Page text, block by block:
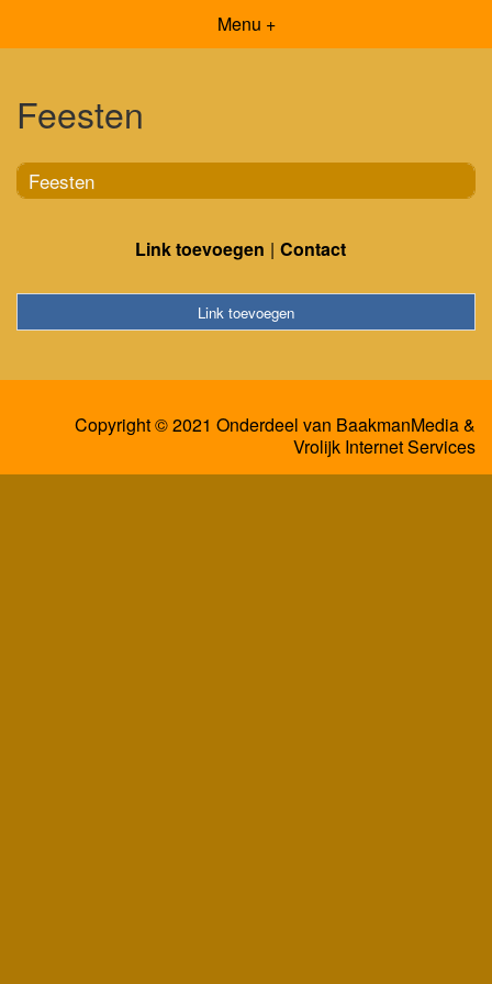
Menu +
Feesten
Feesten
Link toevoegen Contact
Link toevoegen
Copyright © 2021 Onderdeel van BaakmanMedia&
Vrolijk Internet Services